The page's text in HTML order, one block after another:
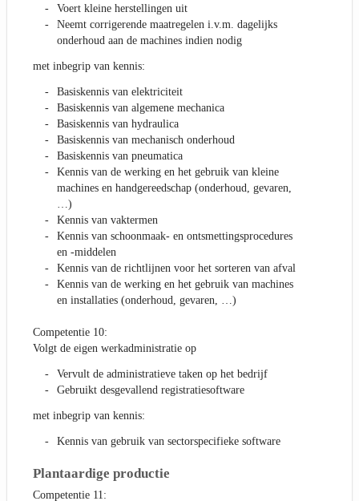
Voert kleine herstellingen uit
Neemt corrigerende maatregelen i.v.m. dagelijks
onderhoud aan de machines indien nodig
met inbegrip van kennis:
Basiskennis van elektriciteit
Basiskennis van algemene mechanica
Basiskennis van hydraulica
Basiskennis van mechanisch onderhoud
Basiskennis van pneumatica
Kennis van de werking en het gebruik van kleine
machines en handgereedschap (onderhoud, gevaren,
…)
Kennis van vaktermen
Kennis van schoonmaak- en ontsmettingsprocedures
en -middelen
Kennis van de richtlijnen voor het sorteren van afval
Kennis van de werking en het gebruik van machines
en installaties (onderhoud, gevaren, …)
Competentie 10:
Volgt de eigen werkadministratie op
Vervult de administratieve taken op het bedrijf
Gebruikt desgevallend registratiesoftware
met inbegrip van kennis:
Kennis van gebruik van sectorspecifieke software
Plantaardige productie
Competentie 11: